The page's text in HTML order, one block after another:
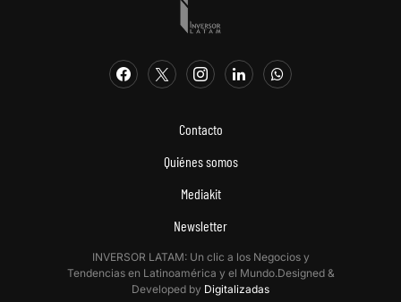
Contacto
Quiénes somos
Mediakit
Newsletter
INVERSOR LATAM: Un clic a los Negocios y
Tendencias en Latinoamérica y el Mundo.Designed &
Developed by Digitalizadas